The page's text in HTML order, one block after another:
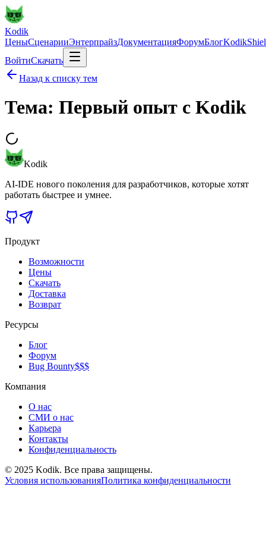
Kodik
ЦеныСценарииЭнтерпрайзДокументацияФорумБлог
ВойтиСкачать
Назад к списку тем
Тема: Первый опыт с Kodik
Kodik
AI-IDE нового поколения для разработчиков, которые хотят
работать быстрее и умнее.
Продукт
Возможности
Цены
Скачать
Доставка
Возврат
Ресурсы
Блог
Форум
Bug Bounty$$$
Компания
О нас
СМИ о нас
Карьера
Контакты
Конфиденциальность
© 2025 Kodik. Все права защищены.
Условия использованияПолитика конфиденциальности